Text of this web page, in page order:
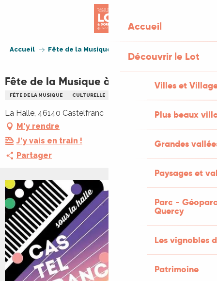
Accueil
Découvrir le Lot
Villes et
Plus beaux
Grandes
Paysages et
Parc -
Quercy
Les vignobles
Patrimoine
Accueil Fête de la Musique à Castelfranc
Fête de la Musique à Castelfranc
FÊTE DE LA MUSIQUE CULTURELLE
La Halle, 46140 Castelfranc
M'y rendre
J'y vais en train !
Partager